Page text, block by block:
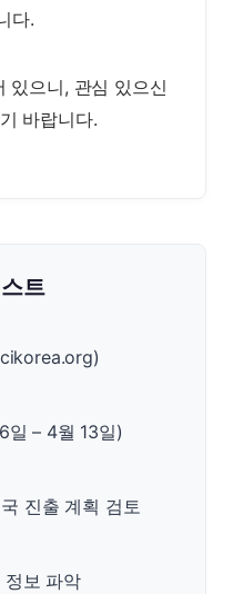
다.
있으니, 관심 있으신
바랍니다.
트
일 – 4월 13일)
진출 계획 검토
정보 파악